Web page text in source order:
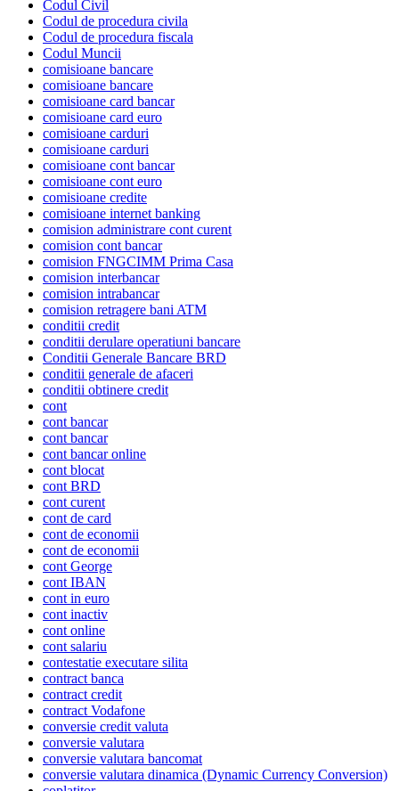
Codul Civil
Codul de procedura civila
Codul de procedura fiscala
Codul Muncii
comisioane bancare
comisioane bancare
comisioane card bancar
comisioane card euro
comisioane carduri
comisioane carduri
comisioane cont bancar
comisioane cont euro
comisioane credite
comisioane internet banking
comision administrare cont curent
comision cont bancar
comision FNGCIMM Prima Casa
comision interbancar
comision intrabancar
comision retragere bani ATM
conditii credit
conditii derulare operatiuni bancare
Conditii Generale Bancare BRD
conditii generale de afaceri
conditii obtinere credit
cont
cont bancar
cont bancar
cont bancar online
cont blocat
cont BRD
cont curent
cont de card
cont de economii
cont de economii
cont George
cont IBAN
cont in euro
cont inactiv
cont online
cont salariu
contestatie executare silita
contract banca
contract credit
contract Vodafone
conversie credit valuta
conversie valutara
conversie valutara bancomat
conversie valutara dinamica (Dynamic Currency Conversion)